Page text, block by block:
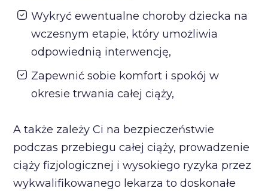
Wykryć ewentualne choroby dziecka na
wczesnym etapie, który umożliwia
odpowiednią interwencję,
Zapewnić sobie komfort i spokój w
okresie trwania całej ciąży,
A także zależy Ci na bezpieczeństwie
podczas przebiegu całej ciąży, prowadzenie
ciąży fizjologicznej i wysokiego ryzyka przez
wykwalifikowanego lekarza to doskonałe